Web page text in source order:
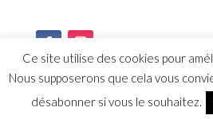
Ce site utilise des cookies pour
Nous supposerons que cela vous
désabonner si vous le souhaitez.